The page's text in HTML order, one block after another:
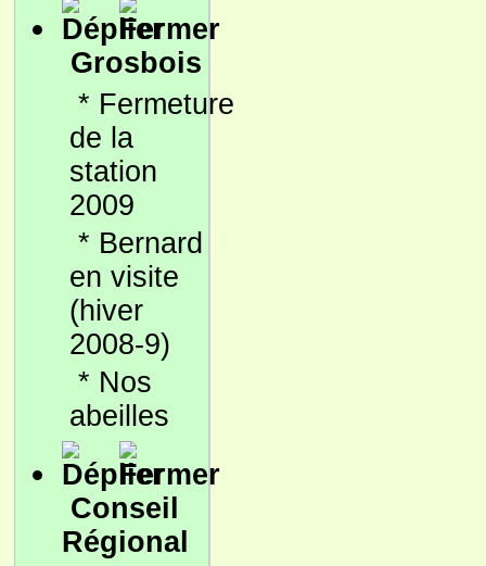
Grosbois
* Fermeture
de la
station
2009
* Bernard
en visite
(hiver
2008-9)
* Nos
abeilles
Conseil
Régional